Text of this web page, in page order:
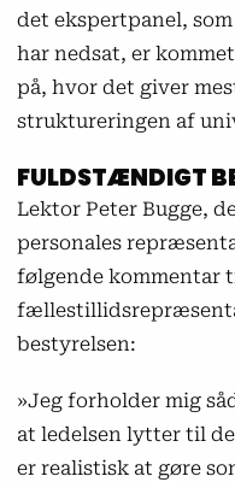
det ekspertpanel,
har nedsat, er
på, hvor det giver
struktureringen af
FULDSTÆNDIGT
Lektor Peter Bugge,
personales
følgende kommentar
bestyrelsen:
»Jeg forholder mig
at ledelsen lytter til
er realistisk at gøre